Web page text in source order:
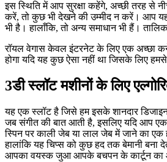
इस स्थिति में आप सुरक्षा कहेंगे, अच्छी तरह से
करें, तो कुछ भी देखने की उम्मीद न करें। आप
भी है। हालाँकि, तो अन्य समाधान भी हैं।
रॉयल वेगास केवल इंटरनेट के लिए एक अच्छा
होगा यदि यह कुछ ऐसा नहीं था जिसके लिए हमसे
3डी स्लॉट मशीनों के लिए
यह एक स्लॉट है जिसे हम इसके शानदार
जब संगीत की बात आती है, इसलिए यदि आप
स्पिन पर काली जेब या लाल जेब में जाने का
हालांकि यह चिप्स को कुछ हद तक बेमानी बना
आपका वयस्क जुआ आपके बचपन के कार्टून का